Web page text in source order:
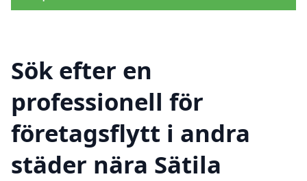
Sök efter en
professionell för
företagsflytt i andra
städer nära Sätila